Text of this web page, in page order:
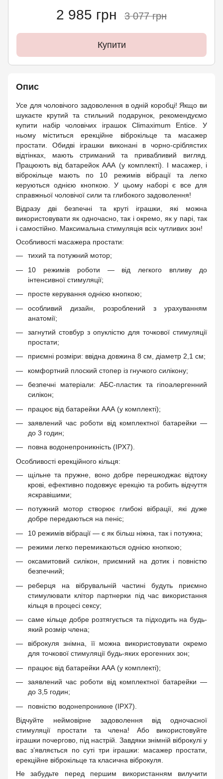
2 985 грн 3 077 грн
Купити
Опис
Усе для чоловічого задоволення в одній коробці! Якщо ви
шукаєте крутий та стильний подарунок, рекомендуємо
купити набір чоловічих іграшок Climaximum Entice. У
ньому міститься ерекційне віброкільце та масажер
простати. Обидві іграшки виконані в чорно-сріблястих
відтінках, мають стриманий та привабливий вигляд.
Працюють від батарейок ААА (у комплекті). І масажер, і
віброкільце мають по 10 режимів вібрації та легко
керуються однією кнопкою. У цьому наборі є все для
справжньої чоловічої сили та глибокого задоволення!
Відразу дві безпечні та круті іграшки, які можна
використовувати як одночасно, так і окремо, як у парі, так
і самостійно. Максимальна стимуляція всіх чутливих зон!
Особливості масажера простати:
тихий та потужний мотор;
10 режимів роботи — від легкого впливу до
інтенсивної стимуляції;
просте керування однією кнопкою;
особливий дизайн, розроблений з урахуванням
анатомії;
загнутий стовбур з опуклістю для точкової стимуляції
простати;
приємні розміри: ввідна довжина 8 см, діаметр 2,1 см;
комфортний плоский стопер із гнучкого силікону;
безпечні матеріали: АБС-пластик та гіпоалергенний
силікон;
працює від батарейки ААА (у комплекті);
заявлений час роботи від комплектної батарейки —
до 3 годин;
повна водонепроникність (IPX7).
Особливості ерекційного кільця:
щільне та пружне, воно добре перешкоджає відтоку
крові, ефективно подовжує ерекцію та робить відчуття
яскравішими;
потужний мотор створює глибокі вібрації, які дуже
добре передаються на пеніс;
10 режимів вібрації — є як більш ніжна, так і потужна;
режими легко перемикаються однією кнопкою;
оксамитовий силікон, приємний на дотик і повністю
безпечний;
реберця на вібрувальній частині будуть приємно
стимулювати клітор партнерки під час використання
кільця в процесі сексу;
саме кільце добре розтягується та підходить на будь-
який розмір члена;
віброкуля знімна, її можна використовувати окремо
для точкової стимуляції будь-яких ерогенних зон;
працює від батарейки ААА (у комплекті);
заявлений час роботи від комплектної батарейки —
до 3,5 годин;
повністю водонепроникне (IPX7).
Відчуйте неймовірне задоволення від одночасної
стимуляції простати та члена! Або використовуйте
іграшки почергово, під настрій. Завдяки знімній віброкулі у
вас з’являється по суті три іграшки: масажер простати,
ерекційне віброкільце та класична віброкуля.
Не забудьте перед першим використанням вилучити